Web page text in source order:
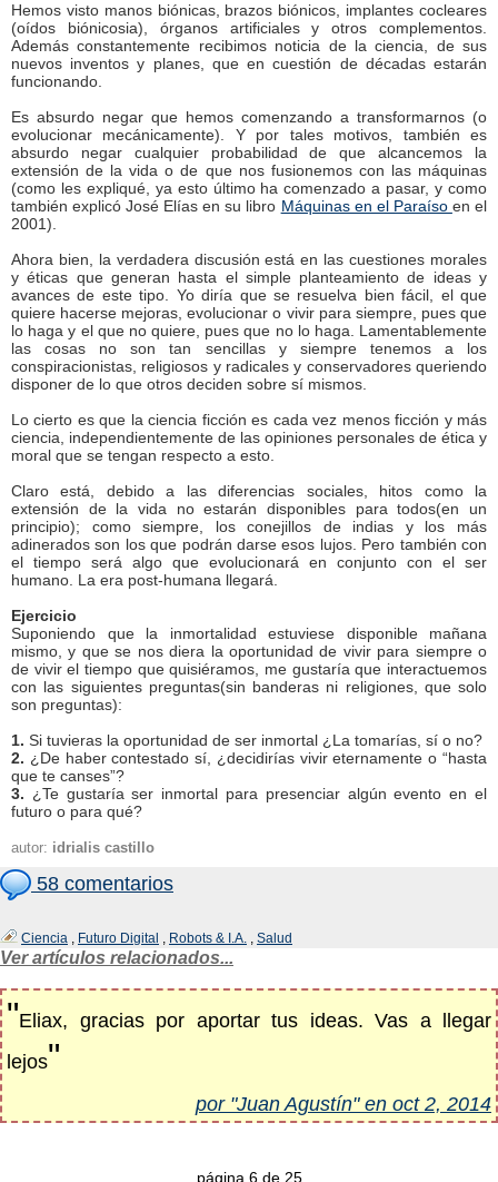
Hemos visto manos biónicas, brazos biónicos, implantes cocleares
(oídos biónicosia), órganos artificiales y otros complementos.
Además constantemente recibimos noticia de la ciencia, de sus
nuevos inventos y planes, que en cuestión de décadas estarán
funcionando.
Es absurdo negar que hemos comenzando a transformarnos (o
evolucionar mecánicamente). Y por tales motivos, también es
absurdo negar cualquier probabilidad de que alcancemos la
extensión de la vida o de que nos fusionemos con las máquinas
(como les expliqué, ya esto último ha comenzado a pasar, y como
también explicó José Elías en su libro Máquinas en el Paraíso en el
2001).
Ahora bien, la verdadera discusión está en las cuestiones morales
y éticas que generan hasta el simple planteamiento de ideas y
avances de este tipo. Yo diría que se resuelva bien fácil, el que
quiere hacerse mejoras, evolucionar o vivir para siempre, pues que
lo haga y el que no quiere, pues que no lo haga. Lamentablemente
las cosas no son tan sencillas y siempre tenemos a los
conspiracionistas, religiosos y radicales y conservadores queriendo
disponer de lo que otros deciden sobre sí mismos.
Lo cierto es que la ciencia ficción es cada vez menos ficción y más
ciencia, independientemente de las opiniones personales de ética y
moral que se tengan respecto a esto.
Claro está, debido a las diferencias sociales, hitos como la
extensión de la vida no estarán disponibles para todos(en un
principio); como siempre, los conejillos de indias y los más
adinerados son los que podrán darse esos lujos. Pero también con
el tiempo será algo que evolucionará en conjunto con el ser
humano. La era post-humana llegará.
Ejercicio
Suponiendo que la inmortalidad estuviese disponible mañana
mismo, y que se nos diera la oportunidad de vivir para siempre o
de vivir el tiempo que quisiéramos, me gustaría que interactuemos
con las siguientes preguntas(sin banderas ni religiones, que solo
son preguntas):
1. Si tuvieras la oportunidad de ser inmortal ¿La tomarías, sí o no?
2. ¿De haber contestado sí, ¿decidirías vivir eternamente o “hasta
que te canses”?
3. ¿Te gustaría ser inmortal para presenciar algún evento en el
futuro o para qué?
autor: idrialis castillo
58 comentarios
Ciencia , Futuro Digital , Robots & I.A. , Salud
Ver artículos relacionados...
"Eliax, gracias por aportar tus ideas. Vas a llegar
lejos"
por "Juan Agustín" en oct 2, 2014
página 6 de 25